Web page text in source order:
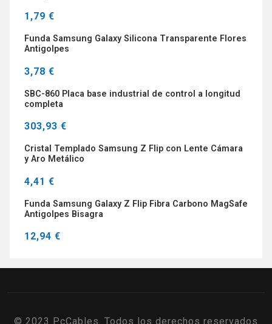
1,79 €
Funda Samsung Galaxy Silicona Transparente Flores
Antigolpes
3,78 €
SBC-860 Placa base industrial de control a longitud
completa
303,93 €
Cristal Templado Samsung Z Flip con Lente Cámara
y Aro Metálico
4,41 €
Funda Samsung Galaxy Z Flip Fibra Carbono MagSafe
Antigolpes Bisagra
12,94 €
© 2023 PcCables. Todos los derechos reservados